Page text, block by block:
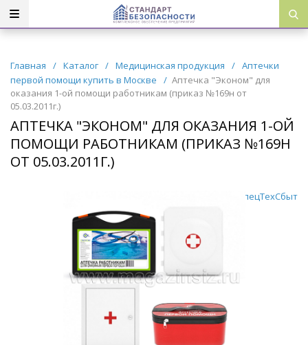
Главная / Каталог / Медицинская продукция / Аптечки
первой помощи купить в Москве
/ Аптечка "Эконом" для
оказания 1-ой помощи работникам (приказ №169н от
05.03.2011г.)
АПТЕЧКА "ЭКОНОМ" ДЛЯ ОКАЗАНИЯ 1-ОЙ
ПОМОЩИ РАБОТНИКАМ (ПРИКАЗ №169Н
ОТ 05.03.2011Г.)
СпецТехСбыт